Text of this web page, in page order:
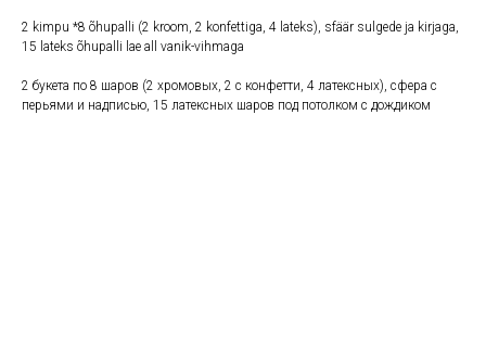
2 kimpu *8 õhupalli (2 kroom, 2 konfettiga, 4 lateks), sfäär sulgede ja kirjaga,
15 lateks õhupalli lae all vanik-vihmaga
2 букета по 8 шаров (2 хромовых, 2 с конфетти, 4 латексных), сфера с
перьями и надписью, 15 латексных шаров под потолком с дождиком